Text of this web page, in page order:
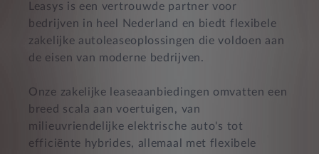
Leasys is een vertrouwde partner voor
bedrijven in heel Nederland en biedt flexibele
zakelijke autoleaseoplossingen die voldoen aan
de eisen van moderne bedrijven.
Onze zakelijke leaseaanbiedingen omvatten een
breed scala aan voertuigen, van
milieuvriendelijke elektrische auto's tot
efficiënte hybrides, allemaal met flexibele